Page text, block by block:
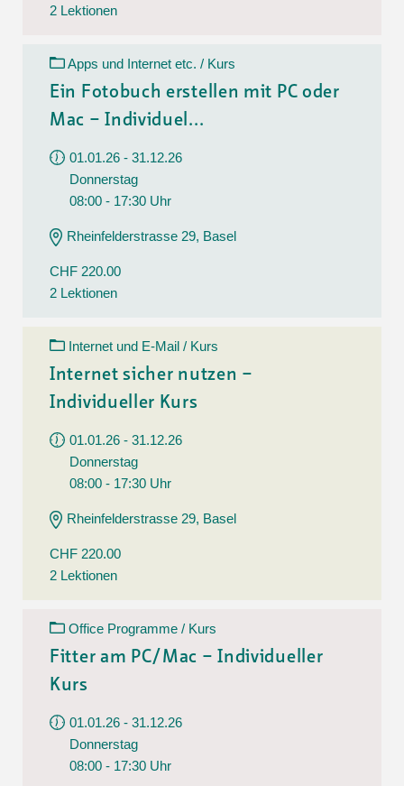
2 Lektionen
Apps und Internet etc. / Kurs
Ein Fotobuch erstellen mit PC oder
Mac – Individuel...
01.01.26 - 31.12.26
Donnerstag
08:00 - 17:30 Uhr
Rheinfelderstrasse 29, Basel
CHF 220.00
2 Lektionen
Internet und E-Mail / Kurs
Internet sicher nutzen –
Individueller Kurs
01.01.26 - 31.12.26
Donnerstag
08:00 - 17:30 Uhr
Rheinfelderstrasse 29, Basel
CHF 220.00
2 Lektionen
Office Programme / Kurs
Fitter am PC/Mac – Individueller
Kurs
01.01.26 - 31.12.26
Donnerstag
08:00 - 17:30 Uhr